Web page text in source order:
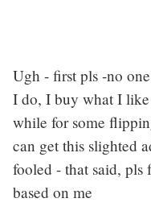
Ugh - first pls -no
I do, I buy what I
while for some
can get this slighted
fooled - that said, pls
based on me